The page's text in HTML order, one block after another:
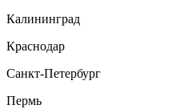
Калининград
Краснодар
Санкт-Петербург
Пермь